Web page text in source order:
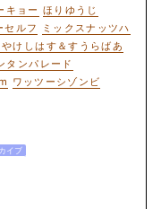
キョー ほりゆうじ
セルフ
ミックスナッツハ
けしはす＆すうらばあ
タンパレード
ワッツーシゾンビ
イブ